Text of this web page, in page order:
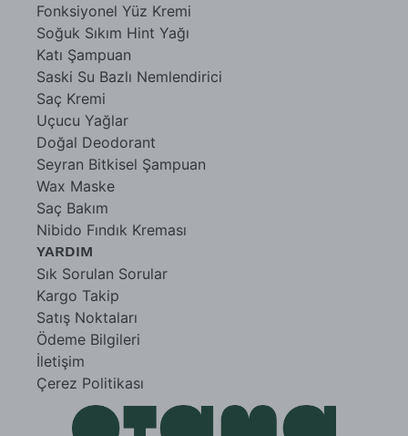
Fonksiyonel Yüz Kremi
Soğuk Sıkım Hint Yağı
Katı Şampuan
Saski Su Bazlı Nemlendirici
Saç Kremi
Uçucu Yağlar
Doğal Deodorant
Seyran Bitkisel Şampuan
Wax Maske
Saç Bakım
Nibido Fındık Kreması
YARDIM
Sık Sorulan Sorular
Kargo Takip
Satış Noktaları
Ödeme Bilgileri
İletişim
Çerez Politikası